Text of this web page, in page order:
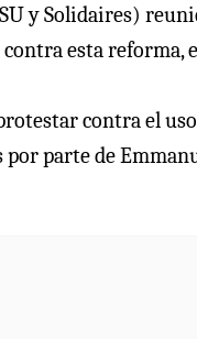
y Solidaires)
esta reforma,
contra el
por parte de